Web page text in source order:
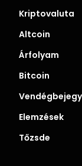
Kriptovaluta
Altcoin
Árfolyam
Bitcoin
Elemzések
Tőzsde